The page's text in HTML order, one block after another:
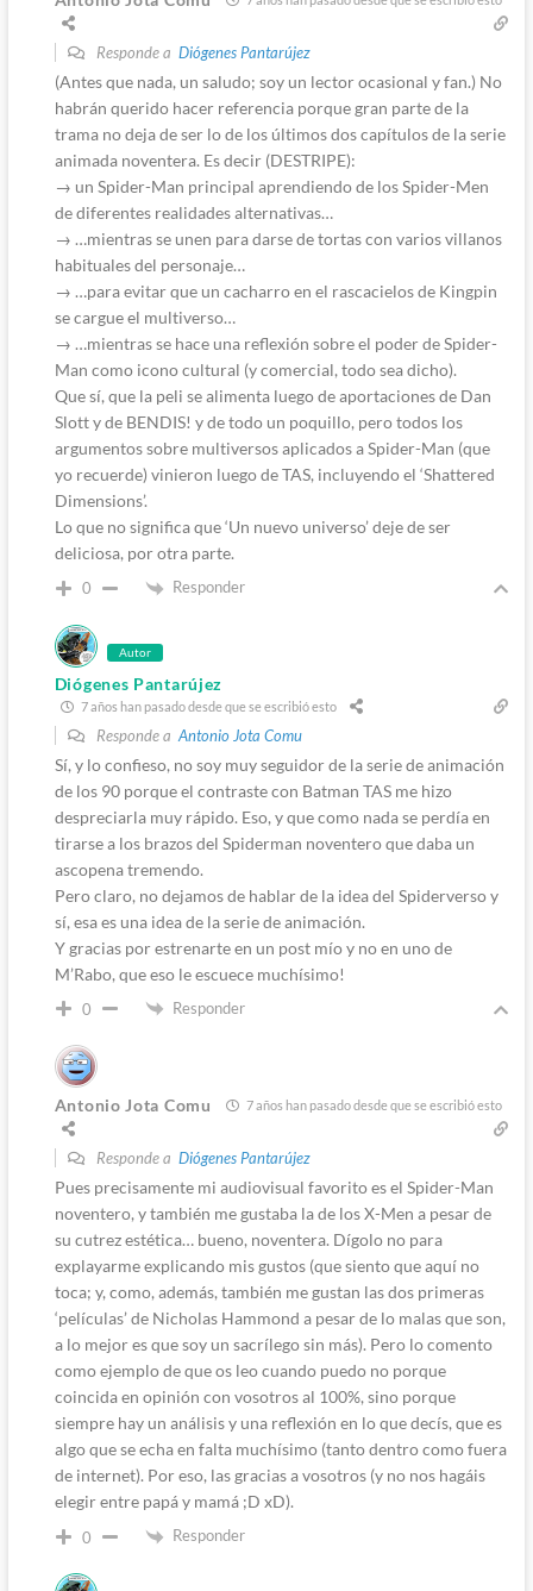
Responde a Diógenes Pantarújez
(Antes que nada, un saludo; soy un lector ocasional y fan.) No
habrán querido hacer referencia porque gran parte de la
trama no deja de ser lo de los últimos dos capítulos de la serie
animada noventera. Es decir (DESTRIPE):
→ un Spider-Man principal aprendiendo de los Spider-Men
de diferentes realidades alternativas…
→ …mientras se unen para darse de tortas con varios villanos
habituales del personaje…
→ …para evitar que un cacharro en el rascacielos de Kingpin
se cargue el multiverso…
→ …mientras se hace una reflexión sobre el poder de Spider-
Man como icono cultural (y comercial, todo sea dicho).
Que sí, que la peli se alimenta luego de aportaciones de Dan
Slott y de BENDIS! y de todo un poquillo, pero todos los
argumentos sobre multiversos aplicados a Spider-Man (que
yo recuerde) vinieron luego de TAS, incluyendo el ‘Shattered
Dimensions’.
Lo que no significa que ‘Un nuevo universo’ deje de ser
deliciosa, por otra parte.
0 Responder
Autor
Diógenes Pantarújez
7 años han pasado desde que se escribió esto
Responde a Antonio Jota Comu
Sí, y lo confieso, no soy muy seguidor de la serie de animación
de los 90 porque el contraste con Batman TAS me hizo
despreciarla muy rápido. Eso, y que como nada se perdía en
tirarse a los brazos del Spiderman noventero que daba un
ascopena tremendo.
Pero claro, no dejamos de hablar de la idea del Spiderverso y
sí, esa es una idea de la serie de animación.
Y gracias por estrenarte en un post mío y no en uno de
M’Rabo, que eso le escuece muchísimo!
0 Responder
Antonio Jota Comu 7 años han pasado desde que se escribió esto
Responde a Diógenes Pantarújez
Pues precisamente mi audiovisual favorito es el Spider-Man
noventero, y también me gustaba la de los X-Men a pesar de
su cutrez estética… bueno, noventera. Dígolo no para
explayarme explicando mis gustos (que siento que aquí no
toca; y, como, además, también me gustan las dos primeras
‘películas’ de Nicholas Hammond a pesar de lo malas que son,
a lo mejor es que soy un sacrílego sin más). Pero lo comento
como ejemplo de que os leo cuando puedo no porque
coincida en opinión con vosotros al 100%, sino porque
siempre hay un análisis y una reflexión en lo que decís, que es
algo que se echa en falta muchísimo (tanto dentro como fuera
de internet). Por eso, las gracias a vosotros (y no nos hagáis
elegir entre papá y mamá ;D xD).
0 Responder